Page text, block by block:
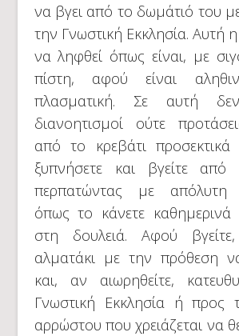
να βγει από το δωμάτιό του
την Γνωστική Εκκλησία. Αυτή η
να ληφθεί όπως είναι, με
πίστη, αφού είναι
πλασματική. Σε αυτή
διανοητισμοί ούτε
από το κρεβάτι
ξυπνήσετε και βγείτε
περπατώντας με απόλυτη
όπως το κάνετε
στη δουλειά. Αφού
αλματάκι με την πρόθεση
και, αν αιωρηθείτε,
Γνωστική Εκκλησία ή προς
αρρώστου που χρειάζεται να